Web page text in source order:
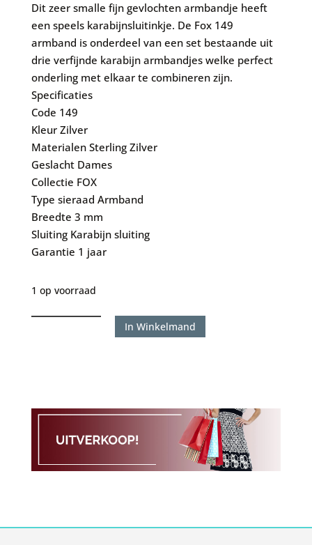
Dit zeer smalle fijn gevlochten armbandje heeft
een speels karabijnsluitinkje. De Fox 149
armband is onderdeel van een set bestaande uit
drie verfijnde karabijn armbandjes welke perfect
onderling met elkaar te combineren zijn.
Specificaties
Code 149
Kleur Zilver
Materialen Sterling Zilver
Geslacht Dames
Collectie FOX
Type sieraad Armband
Breedte 3 mm
Sluiting Karabijn sluiting
Garantie 1 jaar
1 op voorraad
aantal
In Winkelmand